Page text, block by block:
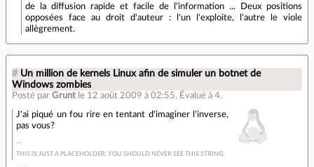
de la diffusion rapide et facile de l'information ... Deux positions
opposées face au droit d'auteur : l'un l'exploite, l'autre le viole
allègrement.
# Un million de kernels Linux afin de simuler un botnet de
Windows zombies
Posté par Grunt le 12 août 2009 à 02:55. Évalué à 4.
J'ai piqué un fou rire en tentant d'imaginer l'inverse,
pas vous?
THIS IS JUST A PLACEHOLDER. YOU SHOULD NEVER SEE THIS STRING.